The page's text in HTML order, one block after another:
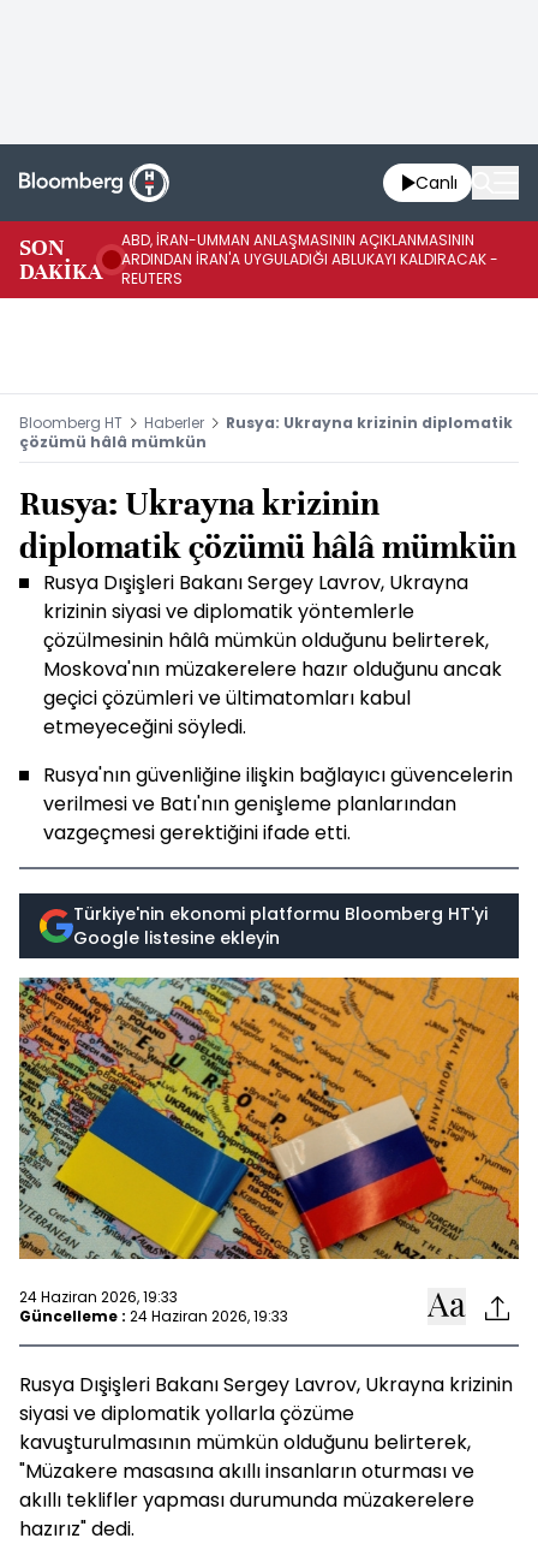
Canlı
SON
DAKİKA
ABD, İRAN-UMMAN ANLAŞMASININ AÇIKLANMASININ
ARDINDAN İRAN'A UYGULADIĞI ABLUKAYI KALDIRACAK -
REUTERS
Bloomberg HT Haberler
Rusya: Ukrayna krizinin diplomatik
çözümü hâlâ mümkün
Rusya: Ukrayna krizinin
diplomatik çözümü hâlâ mümkün
Rusya Dışişleri Bakanı Sergey Lavrov, Ukrayna
krizinin siyasi ve diplomatik yöntemlerle
çözülmesinin hâlâ mümkün olduğunu belirterek,
Moskova'nın müzakerelere hazır olduğunu ancak
geçici çözümleri ve ültimatomları kabul
etmeyeceğini söyledi.
Rusya'nın güvenliğine ilişkin bağlayıcı güvencelerin
verilmesi ve Batı'nın genişleme planlarından
vazgeçmesi gerektiğini ifade etti.
Türkiye'nin ekonomi platformu Bloomberg HT'yi
Google listesine ekleyin
24 Haziran 2026, 19:33
Güncelleme : 24 Haziran 2026, 19:33
Rusya Dışişleri Bakanı Sergey Lavrov, Ukrayna krizinin
siyasi ve diplomatik yollarla çözüme
kavuşturulmasının mümkün olduğunu belirterek,
"Müzakere masasına akıllı insanların oturması ve
akıllı teklifler yapması durumunda müzakerelere
hazırız" dedi.